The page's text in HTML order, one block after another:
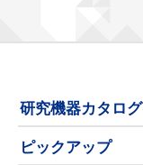
研究機器カタログ
ピックアップ